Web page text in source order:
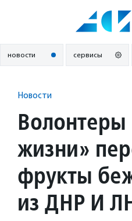
новости сервисы
Новости
жизни»
фрукты
из ДНР И